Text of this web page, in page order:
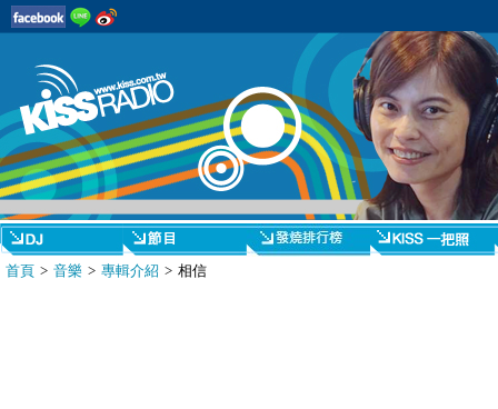
首頁 > 音樂 > 專輯介紹 > 相信